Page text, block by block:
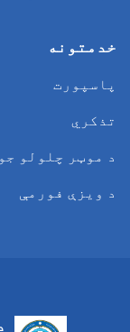
خدمتونه
پاسپورت
تذکري
د موټر چلولو
د ویزې فورمې